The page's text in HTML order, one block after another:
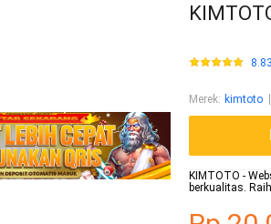
Merek: kimtoto
KIMTOTO -
berkualitas.